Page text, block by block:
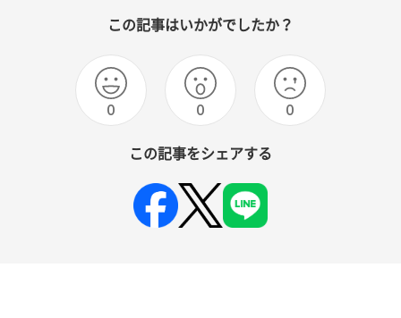
この記事はいかがでしたか？
0 0 0
この記事をシェアする